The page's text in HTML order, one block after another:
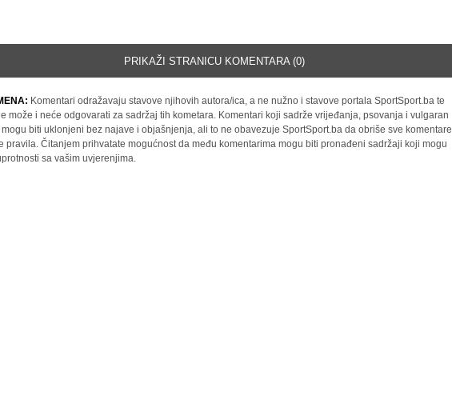
PRIKAŽI STRANICU KOMENTARA (0)
Komentari odražavaju stavove njihovih autora/ica, a ne nužno i stavove portala SportSport.ba te
može i neće odgovarati za sadržaj tih kometara. Komentari koji sadrže vrijeđanja, psovanja i vulgaran
biti uklonjeni bez najave i objašnjenja, ali to ne obavezuje SportSport.ba da obriše sve komentare
pravila. Čitanjem prihvatate mogućnost da među komentarima mogu biti pronađeni sadržaji koji mogu
sa vašim uvjerenjima.